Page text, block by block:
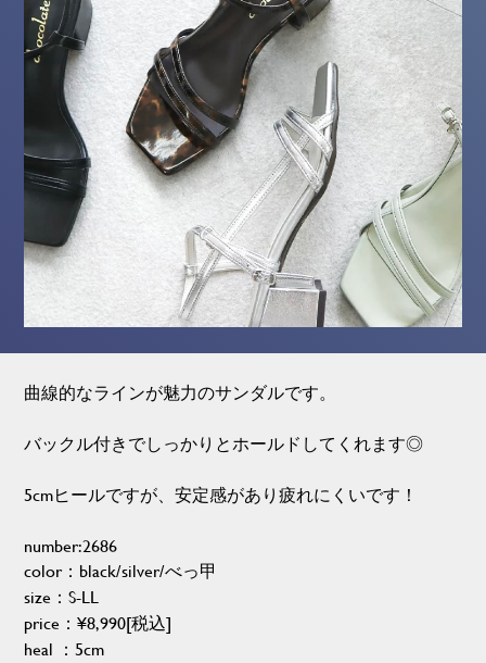
曲線的なラインが魅力のサンダルです。
バックル付きでしっかりとホールドしてくれます◎
5cmヒールですが、安定感があり疲れにくいです！
number:2686
color：black/silver/べっ甲
size：S-LL
price：¥8,990[税込]
heal ：5cm